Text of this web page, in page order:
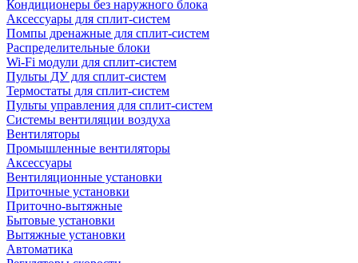
Кондиционеры без наружного блока
Аксессуары для сплит-систем
Помпы дренажные для сплит-систем
Распределительные блоки
Wi-Fi модули для сплит-систем
Пульты ДУ для сплит-систем
Термостаты для сплит-систем
Пульты управления для сплит-систем
Системы вентиляции воздуха
Вентиляторы
Промышленные вентиляторы
Аксессуары
Вентиляционные установки
Приточные установки
Приточно-вытяжные
Бытовые установки
Вытяжные установки
Автоматика